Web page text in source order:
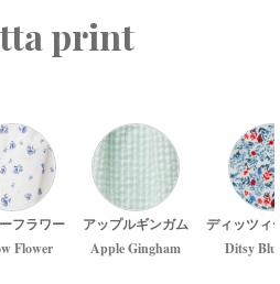
print
フラワー
Flower
アップルギンガム
Apple Gingham
ディッツィ
Ditsy